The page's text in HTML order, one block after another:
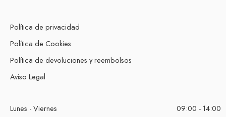
Política de privacidad
Política de Cookies
Política de devoluciones y reembolsos
Aviso Legal
Lunes - Viernes
09:00 - 14:00